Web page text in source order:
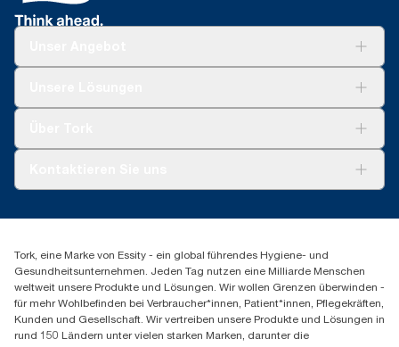
Spenderreklamation
+41 (0)848/810152
Essity Switzerland AG
Parkstraße 1b
6214 Schenkon
Mo-Do 8:00-16:30 | Fr 8:00-15:00
GLN: 7609999000928
Tork, eine Marke von Essity - ein global führendes Hygiene- und
Gesundheitsunternehmen. Jeden Tag nutzen eine Milliarde Menschen
weltweit unsere Produkte und Lösungen. Wir wollen Grenzen überwinden -
für mehr Wohlbefinden bei Verbraucher*innen, Patient*innen, Pflegekräften,
Kunden und Gesellschaft. Wir vertreiben unsere Produkte und Lösungen in
rund 150 Ländern unter vielen starken Marken, darunter die